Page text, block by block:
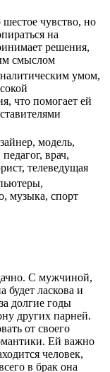
чувство, но
на
решения,
смыслом
умом,
что помогает ей
модель,
врач,
телеведущая
музыка, спорт
С мужчиной,
будет ласкова и
долгие годы
других парней.
от своего
Ей важно
человек,
в брак она